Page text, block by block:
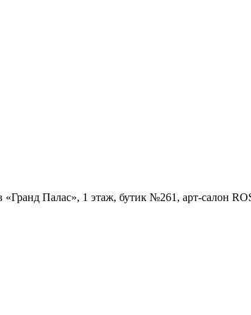
«Гранд Палас», 1 этаж, бутик №261, арт-салон